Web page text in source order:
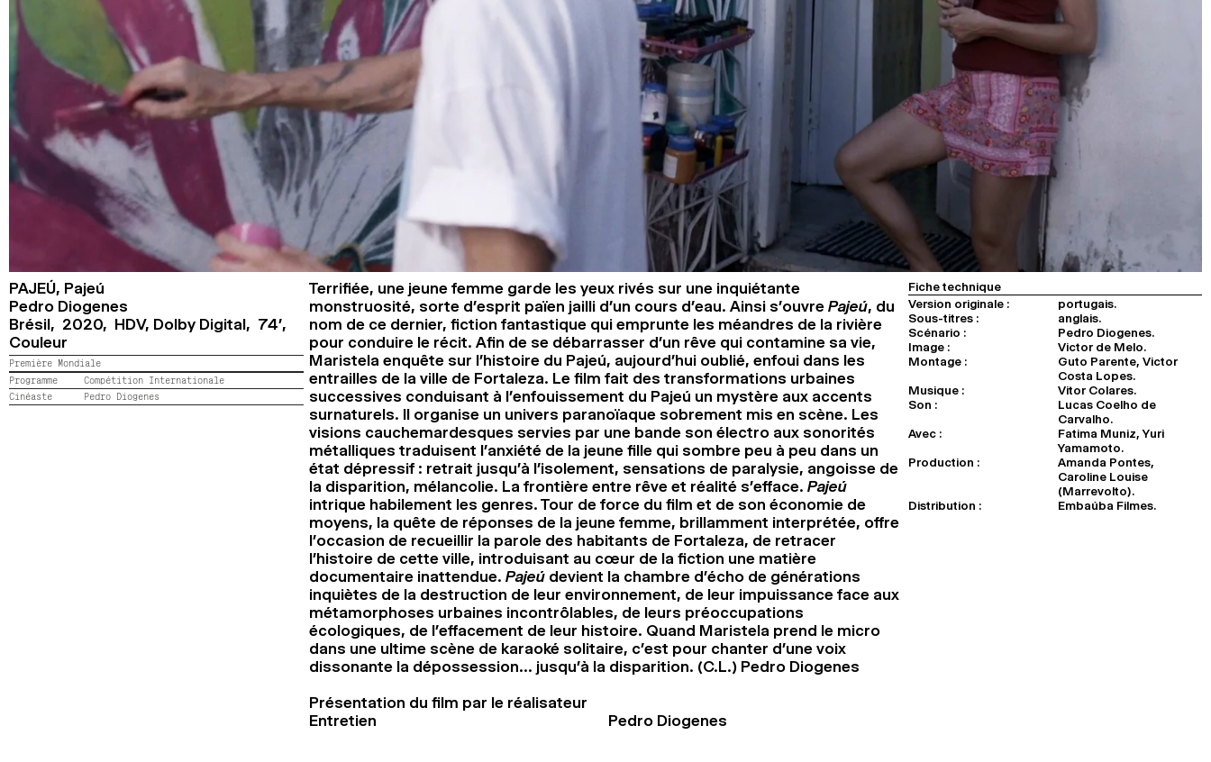
PAJEÚ, Pajeú
Pedro Diogenes
Brésil, 2020, HDV, Dolby Digital, 74’,
Couleur
Première Mondiale
Programme
Compétition Internationale
Cinéaste
Pedro Diogenes
Terrifiée, une jeune femme garde les yeux rivés sur une inquiétante
monstruosité, sorte d’esprit païen jailli d’un cours d’eau. Ainsi s’ouvre Pajeú, du
nom de ce dernier, fiction fantastique qui emprunte les méandres de la rivière
pour conduire le récit. Afin de se débarrasser d’un rêve qui contamine sa vie,
Maristela enquête sur l’histoire du Pajeú, aujourd’hui oublié, enfoui dans les
entrailles de la ville de Fortaleza. Le film fait des transformations urbaines
successives conduisant à l’enfouissement du Pajeú un mystère aux accents
surnaturels. Il organise un univers paranoïaque sobrement mis en scène. Les
visions cauchemardesques servies par une bande son électro aux sonorités
métalliques traduisent l’anxiété de la jeune fille qui sombre peu à peu dans un
état dépressif : retrait jusqu’à l’isolement, sensations de paralysie, angoisse de
la disparition, mélancolie. La frontière entre rêve et réalité s’efface. Pajeú
intrique habilement les genres. Tour de force du film et de son économie de
moyens, la quête de réponses de la jeune femme, brillamment interprétée, offre
l’occasion de recueillir la parole des habitants de Fortaleza, de retracer
l’histoire de cette ville, introduisant au cœur de la fiction une matière
documentaire inattendue. Pajeúdevient la chambre d’écho de générations
inquiètes de la destruction de leur environnement, de leur impuissance face aux
métamorphoses urbaines incontrôlables, de leurs préoccupations
écologiques, de l’effacement de leur histoire. Quand Maristela prend le micro
dans une ultime scène de karaoké solitaire, c’est pour chanter d’une voix
dissonante la dépossession… jusqu’à la disparition. (C.L.) Pedro Diogenes
Présentation du film par le réalisateur
Entretien
Pedro Diogenes
Fiche technique
Version originale :
portugais.
Sous-titres :
anglais.
Scénario :
Pedro Diogenes.
Image :
Victor de Melo.
Montage :
Guto Parente, Victor
Costa Lopes.
Musique :
Vitor Colares.
Son :
Lucas Coelho de
Carvalho.
Avec :
Fatima Muniz, Yuri
Yamamoto.
Production :
Amanda Pontes,
Caroline Louise
(Marrevolto).
Distribution :
Embaúba Filmes.